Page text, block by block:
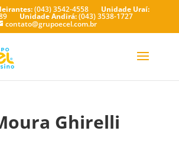
(043) 3542-4558 Unidade Uraí:
Unidade Andirá:(043) 3538-1727
contato@grupoecel.com.br
Ghirelli